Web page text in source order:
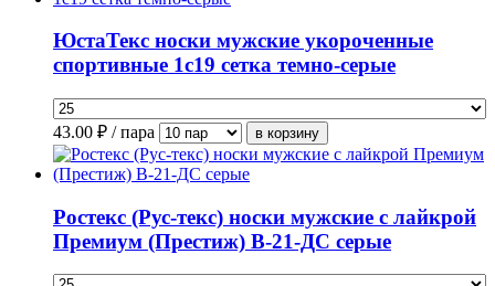
ЮстаТекс носки мужские укороченные
спортивные 1с19 сетка темно-серые
43.00 ₽ / пара
Ростекс (Рус-текс) носки мужские с лайкрой
Премиум (Престиж) В-21-ДС серые